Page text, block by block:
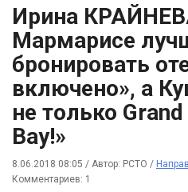
Ирина
Мармарисе
бронировать
включено», а
не только
Bay!»
8.06.2018 08:05 / Автор: РСТО /
Комментариев: 1